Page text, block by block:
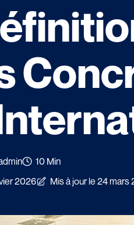
10 Min
2026
Mis à jour le 24 mars